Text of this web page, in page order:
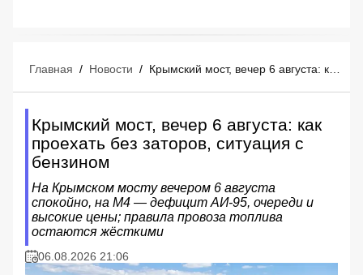
Главная / Новости /
Крымский мост, вечер 6 августа: как
проехать без заторов, ситуация с
бензином
На Крымском мосту вечером 6 августа
спокойно, на М4 — дефицит АИ‑95, очереди и
высокие цены; правила провоза топлива
остаются жёсткими
06.08.2026 21:06